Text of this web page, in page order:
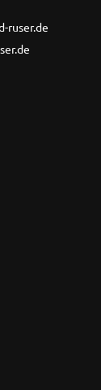
ruser.de